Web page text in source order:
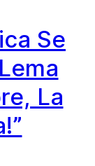
Se
La